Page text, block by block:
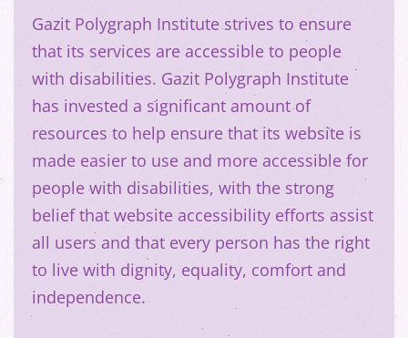
Gazit Polygraph Institute strives to ensure
that its services are accessible to people
with disabilities. Gazit Polygraph Institute
has invested a significant amount of
resources to help ensure that its website is
made easier to use and more accessible for
people with disabilities, with the strong
belief that website accessibility efforts assist
all users and that every person has the right
to live with dignity, equality, comfort and
independence.